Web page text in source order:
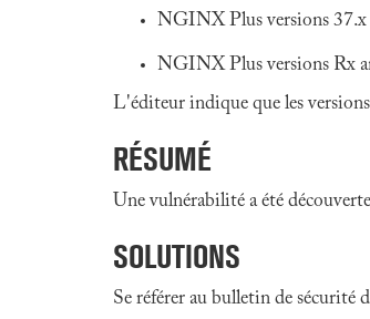
NGINX Plus versions 37.x
NGINX Plus versions Rx
L'éditeur indique que les
RÉSUMÉ
Une vulnérabilité a été
SOLUTIONS
Se référer au bulletin de